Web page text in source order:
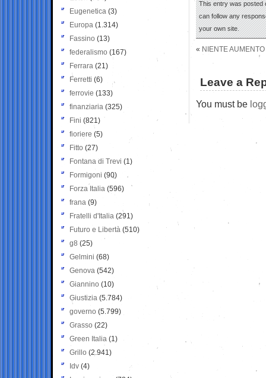
This entry was posted
can follow any
your own site.
« NIENTE
Leave a
You must be
Eugenetica (3)
Europa (1.314)
Fassino (13)
federalismo (167)
Ferrara (21)
Ferretti (6)
ferrovie (133)
finanziaria (325)
Fini (821)
fioriere (5)
Fitto (27)
Fontana di Trevi (1)
Formigoni (90)
Forza Italia (596)
frana (9)
Fratelli d'Italia (291)
Futuro e Libertà (510)
g8 (25)
Gelmini (68)
Genova (542)
Giannino (10)
Giustizia (5.784)
governo (5.799)
Grasso (22)
Green Italia (1)
Grillo (2.941)
Idv (4)